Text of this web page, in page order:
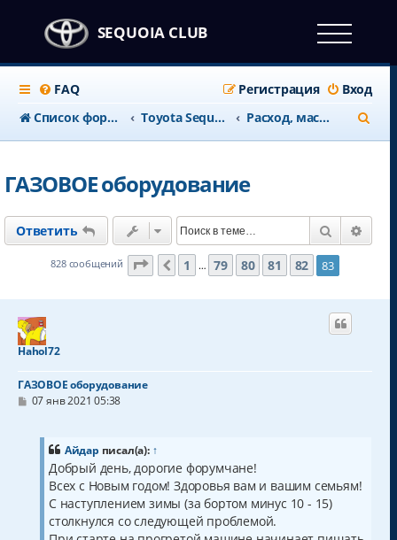
SEQUOIA CLUB
FAQ Вход
Регистрация
Список форумов
Тоyota Sequoia c 2008 года Расход, масло, топливо, ГБО
о
ГАЗОВОЕ оборудование
Ответить Поиск
828 сообщений Страница83 из83
Пред.
1 … 79 80 81 82 83
Hahol72
ГАЗОВОЕ оборудование
С07 янв 2021 05:38
Айдар писал(а): ↑
Добрый день, дорогие форумчане!
Всех с Новым годом! Здоровья вам и вашим семьям!
С наступлением зимы (за бортом минус 10 - 15)
столкнулся со следующей проблемой.